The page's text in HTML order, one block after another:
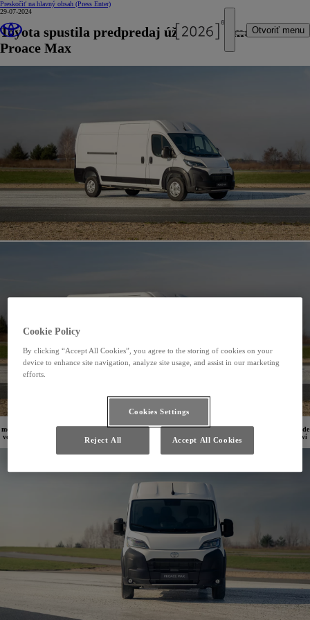
Preskočiť na hlavný obsah (Press Enter)
Otvoriť menu
29-07-2024
Toyota spustila predpredaj úžitkového modelu
Proace Max
modelu Proace Max. Vozidlo s dĺžkou 5,4 až 6,36 metra pojme 10 až 17 m3 nákladu. K dispozícii bude
vo verzii so spaľovacím motorom aj ako elektromobil. Po vyhotovení VAN sa na trhu postupne objaví
aj ako šasi, platforma či valník. Prvé vozidlá dorazia na jeseň tohto roka.
Cookie Policy
By clicking “Accept All Cookies”, you agree to the storing of cookies on your
device to enhance site navigation, analyze site usage, and assist in our marketing
efforts.
Cookies Settings
Reject All Accept All Cookies